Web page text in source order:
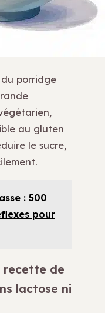
du porridge
au gluten
le sucre,
: 500
pour
recette de
lactose ni